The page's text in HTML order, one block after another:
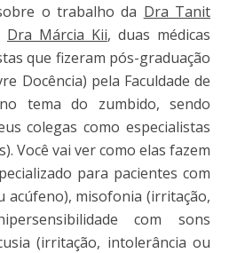
o trabalho da Dra Tanit
Dra Márcia Kii, duas médicas
que fizeram pós-graduação
Docência) pela Faculdade de
tema do zumbido, sendo
colegas como especialistas
Você vai ver como elas fazem
para pacientes com
acúfeno), misofonia (irritação,
com sons
(irritação, intolerância ou